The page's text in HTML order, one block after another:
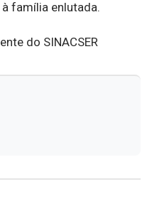
família enlutada.
do SINACSER